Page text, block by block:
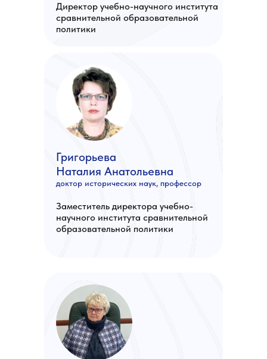
Директор учебно-научного института
сравнительной образовательной
политики
Григорьева
Наталия Анатольевна
доктор исторических наук, профессор
Заместитель директора учебно-
научного института сравнительной
образовательной политики